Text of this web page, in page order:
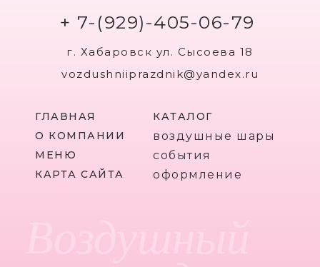
ГЛАВНАЯ
+ 7-(929)-405-06-79
г. Хабаровск ул. Сысоева 18
vozdushniiprazdnik@yandex.ru
О КОМПАНИИ
КАРТА САЙТА
МЕНЮ
КАТАЛОГ
воздушные шары
события
оформление